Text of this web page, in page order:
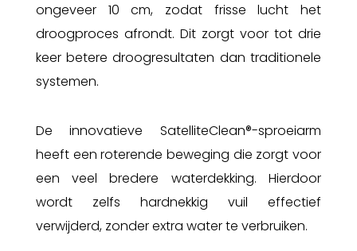
ongeveer 10 cm, zodat frisse lucht het
droogproces afrondt. Dit zorgt voor tot drie
keer betere droogresultaten dan traditionele
systemen.
De innovatieve SatelliteClean®-sproeiarm
heeft een roterende beweging die zorgt voor
een veel bredere waterdekking. Hierdoor
wordt zelfs hardnekkig vuil effectief
verwijderd, zonder extra water te verbruiken.